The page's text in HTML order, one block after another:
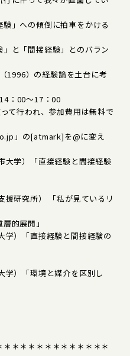
」への傾倒に拍車をかける
と「間接経験」とのバラン
1996）の経験論を土台に考
：00～17：00
て行われ、参加費用は無料で
」の[atmark]を@に変え
大学）「直接経験と間接経験
援研究所） 「私が見ているリ
的展開」
学）「直接経験と間接経験の
学）「環境と媒介を区別し
＊＊＊＊＊＊＊＊＊＊＊＊